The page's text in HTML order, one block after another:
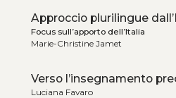
Approccio plurilingue
Focus sull’apporto dell’Italia
Marie-Christine Jamet
Verso l’insegnamento
Luciana Favaro